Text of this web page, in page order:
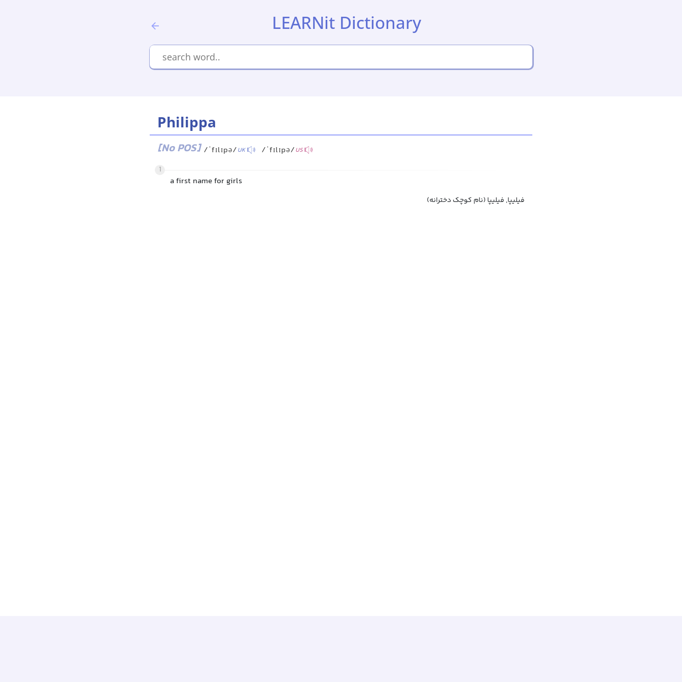
LEARNit Dictionary
Philippa
[No POS] /ˈfɪlɪpə/UK /ˈfɪlɪpə/US
1
a first name for girls
فیلیپا, فیلیپا (نام کوچک دخترانه)